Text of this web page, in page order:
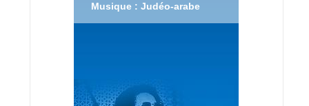
Musique : Judéo-arabe